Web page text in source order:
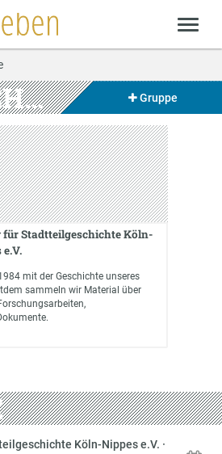
#GESCHICHTE Gruppe
Stadtteilgeschichte Köln-
mit der Geschichte unseres
sammeln wir Material über
Köln-Nippes e.V. ·